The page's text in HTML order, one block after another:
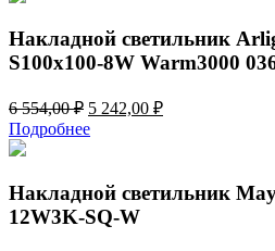
554,00 ₽.
Накладной светильник
S100x100-8W Warm3000
6 554,00₽ Первоначальная
цена
составляла
554,00 ₽.
5 242,00 ₽Текущая
Подробнее
Накладной светильник
12W3K-SQ-W